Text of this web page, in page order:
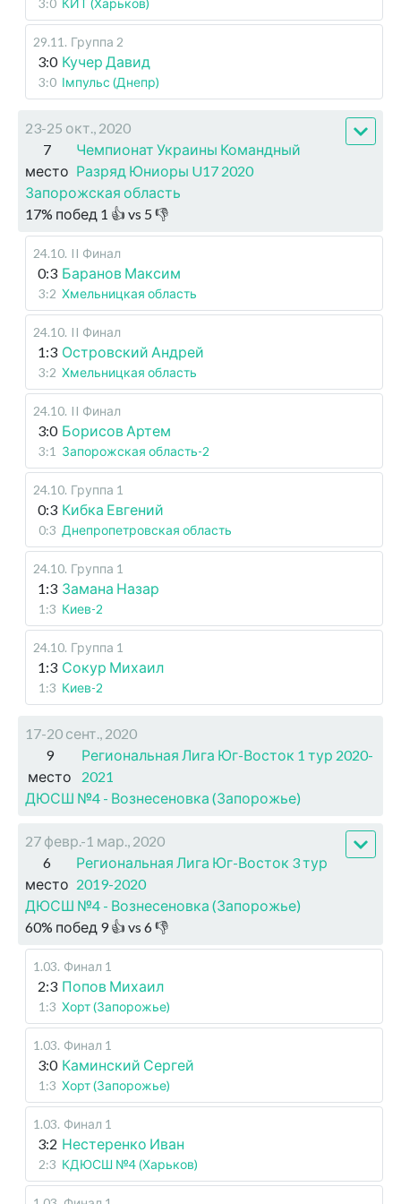
3:0 КИТ (Харьков)
29.11 . Группа 2
3:0 Кучер Давид
3:0 Імпульс (Днепр)
23-25 окт., 2020
7
место
Чемпионат Украины Командный
Разряд Юниоры U17 2020
Запорожская область
17% побед 1 👍 vs 5 👎
24.10. II Финал
0:3 Баранов Максим
3:2 Хмельницкая область
24.10. II Финал
1:3 Островский Андрей
3:2 Хмельницкая область
24.10. II Финал
3:0 Борисов Артем
3:1 Запорожская область-2
24.10. Группа 1
0:3 Кибка Евгений
0:3 Днепропетровская область
24.10. Группа 1
1:3 Замана Назар
1:3 Киев-2
24.10. Группа 1
1:3 Сокур Михаил
1:3 Киев-2
17-20 сент., 2020
9
место
Региональная Лига Юг-Восток 1 тур 2020-
2021
ДЮСШ №4 - Вознесеновка (Запорожье)
27 февр.-1 мар., 2020
6
место
Региональная Лига Юг-Восток 3 тур
2019-2020
ДЮСШ №4 - Вознесеновка (Запорожье)
60% побед 9👍 vs 6👎
1.03. Финал 1
2:3 Попов Михаил
1:3 Хорт (Запорожье)
1.03. Финал 1
3:0 Каминский Сергей
1:3 Хорт (Запорожье)
1.03. Финал 1
3:2 Нестеренко Иван
2:3 КДЮСШ №4 (Харьков)